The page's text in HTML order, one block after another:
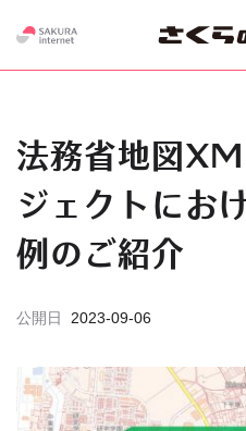
法務省地図
ジェクトにお
例のご紹介
公開日 2023-09-06